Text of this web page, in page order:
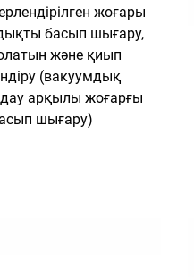
жоғары
басып шығару,
және қиып
(вакуумдық
арқылы жоғарғы
шығару)